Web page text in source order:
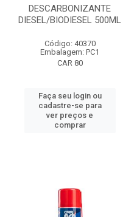
DESCARBONIZANTE
DIESEL/BIODIESEL 500ML
Código: 40370
Embalagem: PC1
CAR 80
Faça seu login ou
cadastre-se para
ver preços e
comprar